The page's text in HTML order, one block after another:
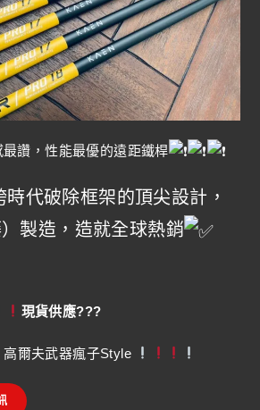
讚，性能最優的遠距鐵桿
代破除框架的頂尖設計，
製造，造就全球熱銷
現貨供應???
爾夫武器瘋子Style